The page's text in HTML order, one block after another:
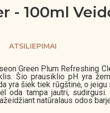
- 100ml
ATSILIEPIMAI
Green Plum Refreshing
Šio prausiklio pH yra
yra šiek tiek rūgštinė, o
oda tampa jautri,
natūralaus odos